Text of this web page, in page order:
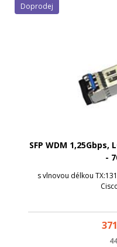
SFP WDM 1,25Gbps,
-
s vlnovou délkou
371
Doprodej